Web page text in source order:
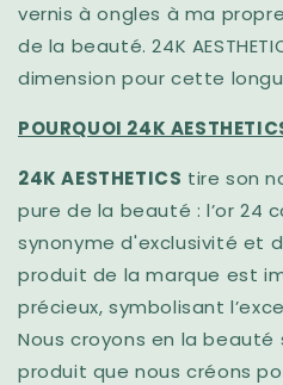
vernis à ongles à ma
de la beauté. 24K
dimension pour cette
POURQUOI 24K
24K AESTHETICS tire son
pure de la beauté : l’or 24
synonyme d'exclusivité et
produit de la marque est
précieux, symbolisant
Nous croyons en la
produit que nous créons